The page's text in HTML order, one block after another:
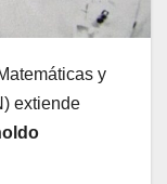
y
extiende